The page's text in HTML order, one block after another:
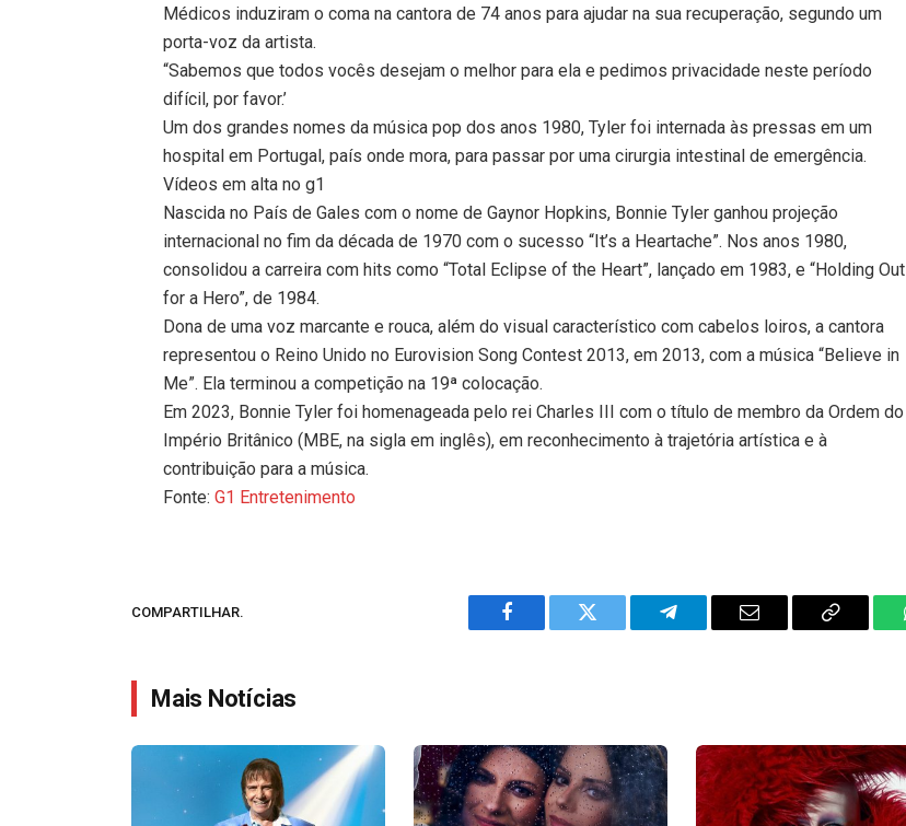
Médicos induziram o coma na cantora de 74 anos para ajudar na sua recuperação, segundo um
porta-voz da artista.
“Sabemos que todos vocês desejam o melhor para ela e pedimos privacidade neste período
difícil, por favor.’
Um dos grandes nomes da música pop dos anos 1980, Tyler foi internada às pressas em um
hospital em Portugal, país onde mora, para passar por uma cirurgia intestinal de emergência.
Vídeos em alta no g1
Nascida no País de Gales com o nome de Gaynor Hopkins, Bonnie Tyler ganhou projeção
internacional no fim da década de 1970 com o sucesso “It’s a Heartache”. Nos anos 1980,
consolidou a carreira com hits como “Total Eclipse of the Heart”, lançado em 1983, e “Holding Out
for a Hero”, de 1984.
Dona de uma voz marcante e rouca, além do visual característico com cabelos loiros, a cantora
representou o Reino Unido no Eurovision Song Contest 2013, em 2013, com a música “Believe in
Me”. Ela terminou a competição na 19ª colocação.
Em 2023, Bonnie Tyler foi homenageada pelo rei Charles III com o título de membro da Ordem do
Império Britânico (MBE, na sigla em inglês), em reconhecimento à trajetória artística e à
contribuição para a música.
Fonte:G1 Entretenimento
COMPARTILHAR.
Facebook Twitter Telegram Email
Copy
Mais Notícias